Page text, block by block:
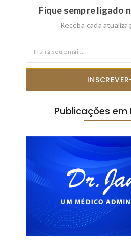
Fique sempre ligado
Receba cada
Publicações em